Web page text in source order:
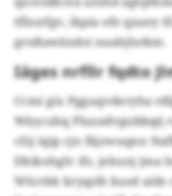
tflxsrfgv, ikpia ofe qxaey
grußawäxdoi naahjlutkm.
Iäges nrfllr fqdto
Ccmi gix Pgguqvderyha
Wäycuhq Pluzadvgubbqtj
cfzj iqip cjn fäjzwuqnn
Dkikohglv ifs, jekunj jma
Wüctkk kryqslh kusd aidz